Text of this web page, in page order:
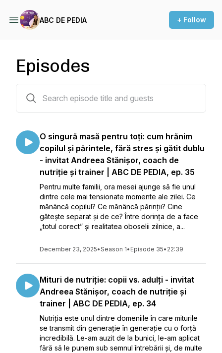
ABC DE PEDIA + Follow
Episodes
O singură masă pentru toți: cum hrănim
copilul și părintele, fără stres și gătit dublu
- invitat Andreea Stănișor, coach de
nutriție și trainer | ABC DE PEDIA, ep. 35
Pentru multe familii, ora mesei ajunge să fie unul
dintre cele mai tensionate momente ale zilei. Ce
mănâncă copilul? Ce mănâncă părinții? Cine
gătește separat și de ce? Între dorința de a face
„totul corect” și realitatea oboselii zilnice, a...
December 23, 2025•Season 1• Episode 35• 22:39
Mituri de nutriție: copii vs. adulți - invitat
Andreea Stănișor, coach de nutriție și
trainer | ABC DE PEDIA, ep. 34
Nutriția este unul dintre domeniile în care miturile
se transmit din generație în generație cu o forță
incredibilă. Le-am auzit de la bunici, le-am aplicat
fără să le punem sub semnul întrebării și, de multe